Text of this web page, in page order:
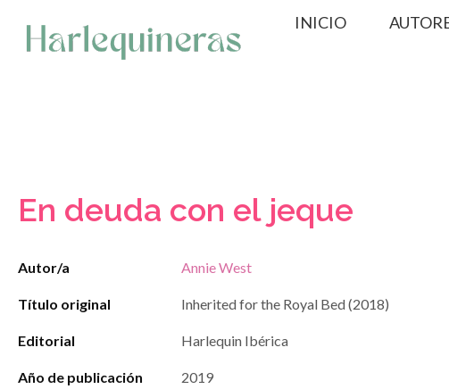
contenido
INICIO
En deuda con el jeque
Autor/a Annie West
Título original Inherited for the Royal Bed (2018)
Editorial Harlequin Ibérica
Año de publicación 2019